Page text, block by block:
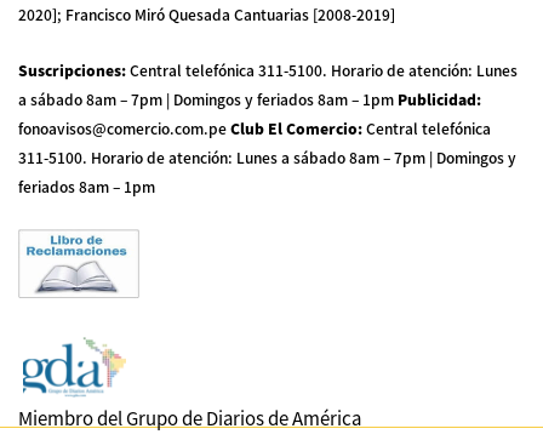
2020]; Francisco Miró Quesada Cantuarias [2008-2019]
Suscripciones:Central telefónica 311-5100. Horario de atención: Lunes
a sábado 8am – 7pm | Domingos y feriados 8am – 1pm Publicidad:
fonoavisos@comercio.com.peClub El Comercio:Central telefónica
311-5100. Horario de atención: Lunes a sábado 8am – 7pm | Domingos y
feriados 8am – 1pm
Miembro del Grupo de Diarios de América